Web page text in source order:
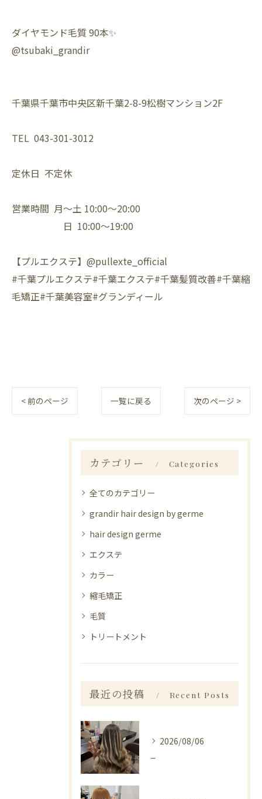
ダイヤモンド毛質 90本✨️
@tsubaki_grandir
千葉県千葉市中央区新千葉2-8-9松樹マンション2F⁡
TEL 043-301-3012⁡
定休日 不定休⁡
営業時間 月〜土 10:00〜20:00⁡
日 10:00〜19:00⁡
【プルエクステ】@pullexte_official⁡
⁡#千葉プルエクステ#千葉エクステ#千葉髪質改善#千葉縮
毛矯正#千葉美容室#グランディール
< 前のページ 一覧に戻る 次のページ >
カテゴリー Categories
全てのカテゴリー
grandir hair design by germe
hair design germe
エクステ
カラー
縮毛矯正
毛質
トリートメント
最近の投稿 Recent Posts
2026/08/06